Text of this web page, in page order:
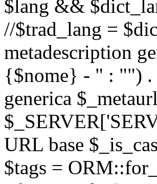
$lang &&
//$trad_lang =
metadescription
{$nome} - " : "") .
generica
URL base
$tags =